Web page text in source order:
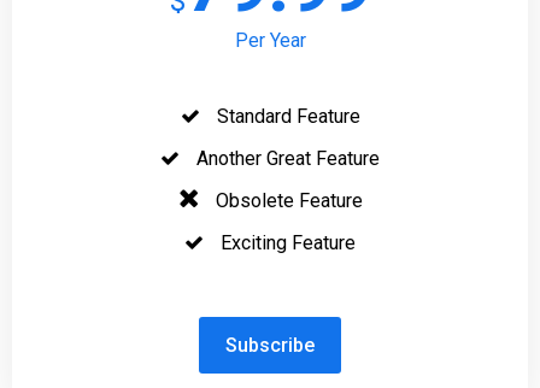
Per Year
Standard Feature
Another Great Feature
Obsolete Feature
Exciting Feature
Subscribe